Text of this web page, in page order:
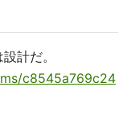
計だ。
c8545a769c24